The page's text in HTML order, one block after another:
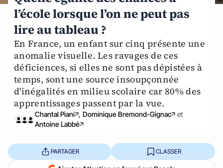
l’école lorsque l’on ne peut pas
lire au tableau ?
En France, un enfant sur cinq présente une
anomalie visuelle. Les ravages de ces
déficiences, si elles ne sont pas dépistées à
temps, sont une source insoupçonnée
d'inégalités en milieu scolaire car 80% des
apprentissages passent par la vue.
Chantal Piani , Dominique Bremond-Gignac
et
Antoine Labbé
PARTAGER CLASSER